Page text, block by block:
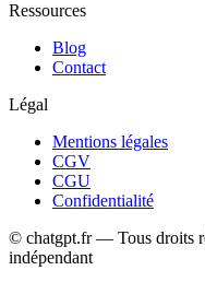
Ressources
Blog
Contact
Légal
Mentions légales
CGV
CGU
Confidentialité
© chatgpt.fr — Tous droits
indépendant